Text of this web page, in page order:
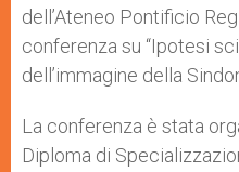
dell’Ateneo Pontificio
conferenza su “Ipotesi
dell’immagine della
La conferenza è stata
Diploma di